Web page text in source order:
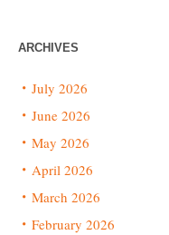
ARCHIVES
July 2026
June 2026
May 2026
April 2026
March 2026
February 2026